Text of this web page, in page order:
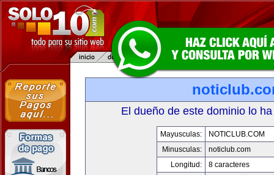
El dueño de este dominio lo
Mayusculas:
NOTICLUB.COM
Minusculas:
noticlub.com
Longitud:
8 caracteres